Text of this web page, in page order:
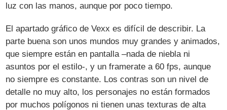
luz con las manos, aunque por poco tiempo.
El apartado gráfico de Vexx es difícil de describir. La
parte buena son unos mundos muy grandes y animados,
que siempre están en pantalla –nada de niebla ni
asuntos por el estilo-, y un framerate a 60 fps, aunque
no siempre es constante. Los contras son un nivel de
detalle no muy alto, los personajes no están formados
por muchos polígonos ni tienen unas texturas de alta